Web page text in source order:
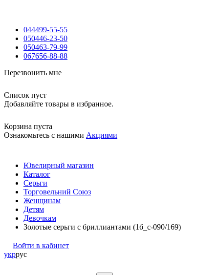
044499-55-55
050446-23-50
050463-79-99
067656-88-88
Перезвонить мне
Список пуст
Добавляйте товары в избранное.
Корзина пуста
Ознакомьтесь с нашими Акциями
Ювелирный магазин
Каталог
Серьги
Торговельний Союз
Женщинам
Детям
Девочкам
Золотые серьги с бриллиантами (1б_с-090/169)
Войти в кабинет
укррус